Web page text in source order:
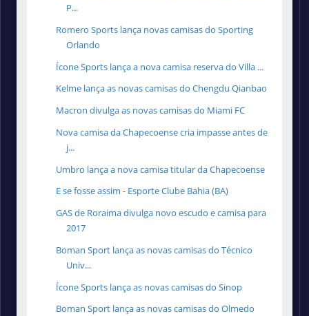
P...
Romero Sports lança novas camisas do Sporting
Orlando
Ícone Sports lança a nova camisa reserva do Villa ...
Kelme lança as novas camisas do Chengdu Qianbao
Macron divulga as novas camisas do Miami FC
Nova camisa da Chapecoense cria impasse antes de
j...
Umbro lança a nova camisa titular da Chapecoense
E se fosse assim - Esporte Clube Bahia (BA)
GAS de Roraima divulga novo escudo e camisa para
2017
Boman Sport lança as novas camisas do Técnico
Univ...
Ícone Sports lança as novas camisas do Sinop
Boman Sport lança as novas camisas do Olmedo